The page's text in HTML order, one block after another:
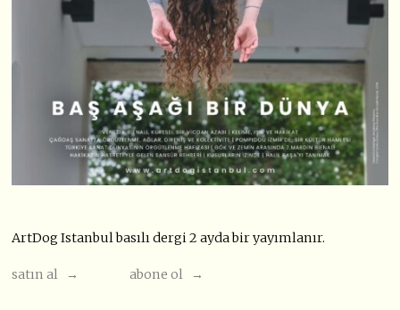
ArtDog Istanbul basılı dergi 2 ayda bir yayımlanır.
satın al → abone ol →